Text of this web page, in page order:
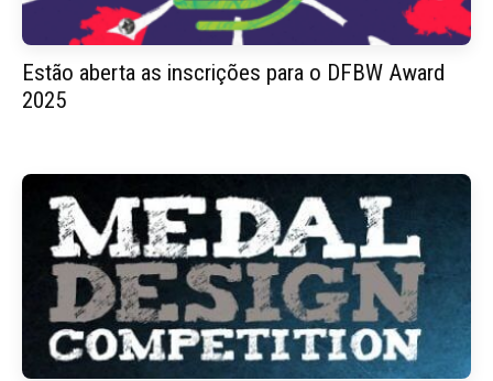
Estão aberta as inscrições para o DFBW Award
2025